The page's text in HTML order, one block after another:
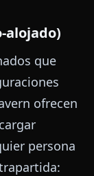
alojado)
que
ofrecen
persona